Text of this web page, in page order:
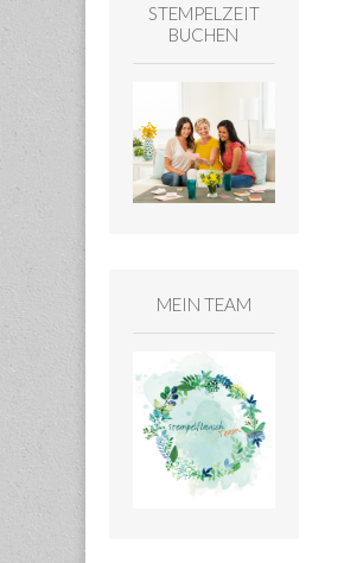
STEMPELZEIT
BUCHEN
MEIN TEAM